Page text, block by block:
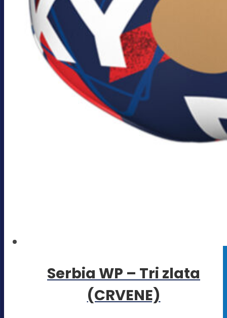
Serbia WP – Tri zlata
(CRVENE)